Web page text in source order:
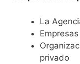
La
privado